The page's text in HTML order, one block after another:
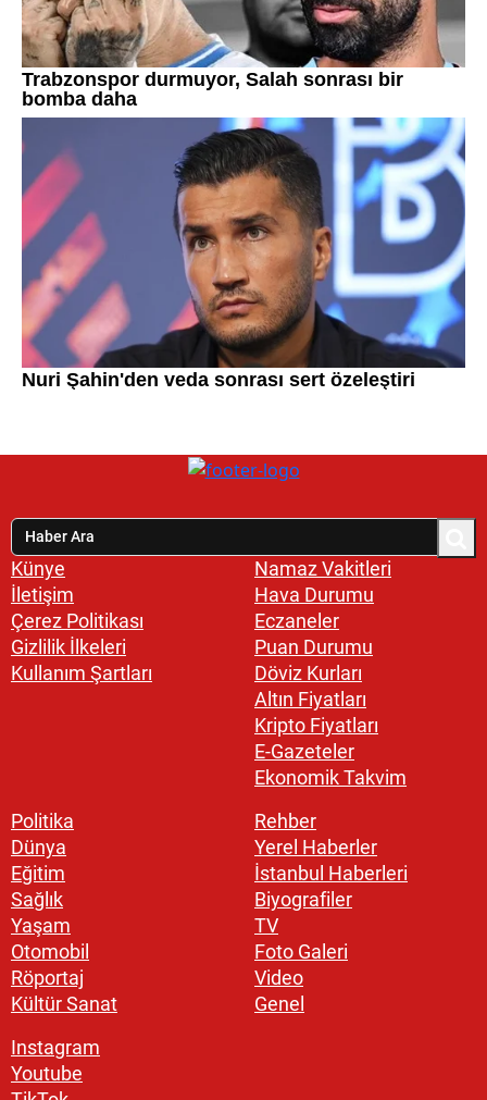
Künye
İletişim
Çerez Politikası
Gizlilik İlkeleri
Kullanım Şartları
Namaz Vakitleri
Hava Durumu
Eczaneler
Puan Durumu
Döviz Kurları
Altın Fiyatları
Kripto Fiyatları
E-Gazeteler
Ekonomik Takvim
Politika
Dünya
Eğitim
Sağlık
Yaşam
Otomobil
Röportaj
Kültür Sanat
Rehber
Yerel Haberler
İstanbul Haberleri
Biyografiler
TV
Foto Galeri
Video
Genel
Instagram
Youtube